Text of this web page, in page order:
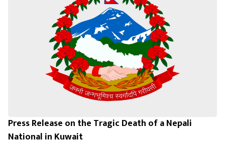
Press Release on the Tragic Death of a Nepali